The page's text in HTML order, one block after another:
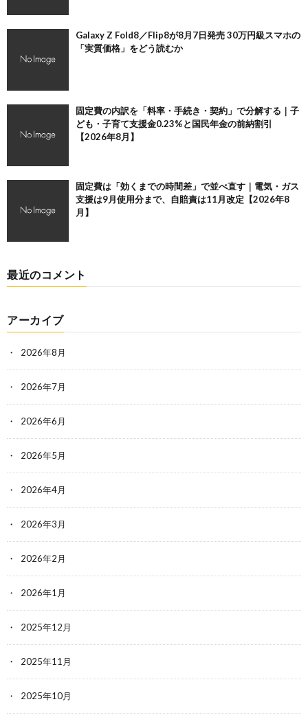
Galaxy Z Fold8／Flip8が8月7日発売 30万円級スマホの
「実質価格」をどう読むか
固定費の内訳を「料率・手続き・契約」で分解する｜子
ども・子育て支援金0.23%と国民年金の前納割引
【2026年8月】
固定費は「効くまでの時間差」で並べ直す｜電気・ガス
支援は9月使用分まで、自賠責は11月改定【2026年8
月】
最近のコメント
アーカイブ
2026年8月
2026年7月
2026年6月
2026年5月
2026年4月
2026年3月
2026年2月
2026年1月
2025年12月
2025年11月
2025年10月